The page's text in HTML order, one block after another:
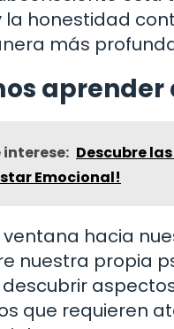
la honestidad
más
aprender
Descubre
Emocional!
ventana hacia
nuestra propia
que requieren